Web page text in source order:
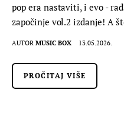
pop era nastaviti, i evo -
započinje vol.2 izdanje! A
AUTOR MUSIC BOX 13.05.2026.
PROČITAJ VIŠE